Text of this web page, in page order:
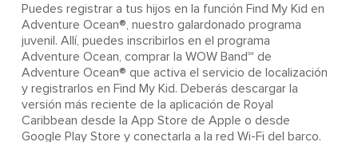
Puedes registrar a tus hijos en la función Find My Kid en
Adventure Ocean®, nuestro galardonado programa
juvenil. Allí, puedes inscribirlos en el programa
Adventure Ocean, comprar la WOW Band℠ de
Adventure Ocean® que activa el servicio de localización
y registrarlos en Find My Kid. Deberás descargar la
versión más reciente de la aplicación de Royal
Caribbean desde la App Store de Apple o desde
Google Play Store y conectarla a la red Wi-Fi del barco.